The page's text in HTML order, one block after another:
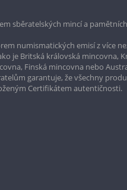
sběratelských mincí a
numismatických emisí z více
je Britská královská mincovna,
Finská mincovna nebo
garantuje, že všechny
Certifikátem autentičnosti.